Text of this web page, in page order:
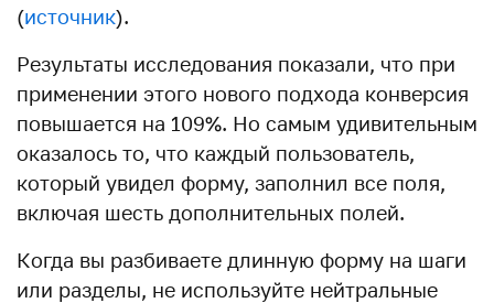
(источник).
Результаты исследования показали, что при
применении этого нового подхода конверсия
повышается на 109%. Но самым удивительным
оказалось то, что каждый пользователь,
который увидел форму, заполнил все поля,
включая шесть дополнительных полей.
Когда вы разбиваете длинную форму на шаги
или разделы, не используйте нейтральные